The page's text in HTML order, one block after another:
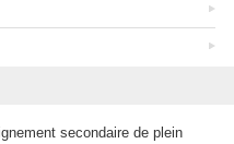
secondaire de plein